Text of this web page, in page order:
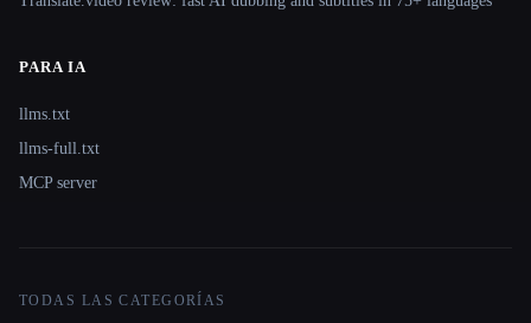
PARA IA
llms.txt
llms-full.txt
MCP server
TODAS LAS CATEGORÍAS